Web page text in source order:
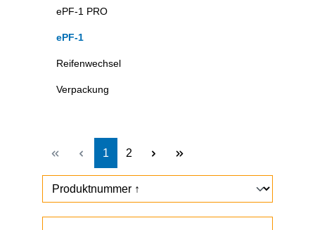
ePF-1 PRO
ePF-1
Reifenwechsel
Verpackung
Seite
1 Seite
2